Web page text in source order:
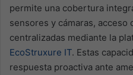
permite una cobertura
sensores y cámaras,
centralizadas mediante la
EcoStruxure IT. Estas
respuesta proactiva ante